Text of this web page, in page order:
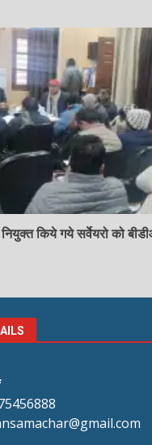
किये गये सर्वेयरो को बीडीओ